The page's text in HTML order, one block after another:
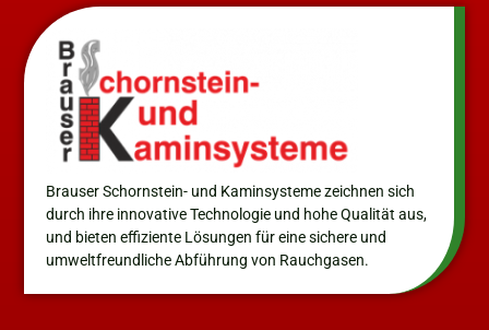
Brauser Schornstein- und Kaminsysteme zeichnen sich
durch ihre innovative Technologie und hohe Qualität aus,
und bieten effiziente Lösungen für eine sichere und
umweltfreundliche Abführung von Rauchgasen.